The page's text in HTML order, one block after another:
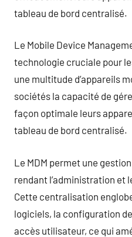
tableau de bord centralisé.
Le Mobile Device
technologie cruciale pour
une multitude d’appareils
sociétés la capacité de
façon optimale leurs
tableau de bord centralisé.
Le MDM permet une
rendant l’administration et
Cette centralisation
logiciels, la configuration
accès utilisateur, ce qui